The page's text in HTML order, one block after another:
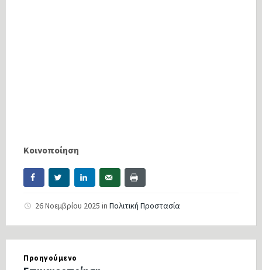
Κοινοποίηση
26 Νοεμβρίου 2025 in Πολιτική Προστασία
Προηγούμενο